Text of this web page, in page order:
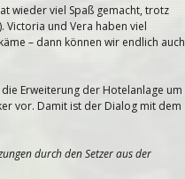
wieder viel Spaß gemacht, trotz
Victoria und Vera haben viel
– dann können wir endlich auch
Erweiterung der Hotelanlage um
vor. Damit ist der Dialog mit dem
durch den Setzer aus der